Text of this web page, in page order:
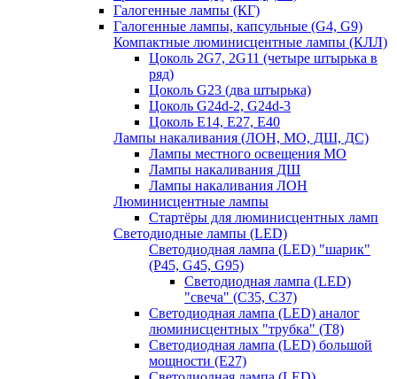
Галогенные лампы (КГ)
Галогенные лампы, капсульные (G4, G9)
Компактные люминисцентные лампы (КЛЛ)
Цоколь 2G7, 2G11 (четыре штырька в
ряд)
Цоколь G23 (два штырька)
Цоколь G24d-2, G24d-3
Цоколь Е14, Е27, Е40
Лампы накаливания (ЛОН, МО, ДШ, ДС)
Лампы местного освещения МО
Лампы накаливания ДШ
Лампы накаливания ЛОН
Люминисцентные лампы
Стартёры для люминисцентных ламп
Светодиодные лампы (LED)
Светодиодная лампа (LED) "шарик"
(P45, G45, G95)
Светодиодная лампа (LED)
"свеча" (С35, С37)
Светодиодная лампа (LED) аналог
люминисцентных "трубка" (T8)
Светодиодная лампа (LED) большой
мощности (Е27)